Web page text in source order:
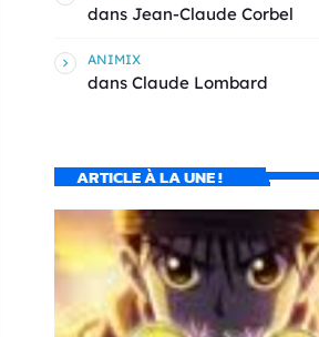
dans Jean-Claude Corbel
ANIMIX
dans Claude Lombard
ARTICLE À LA UNE !